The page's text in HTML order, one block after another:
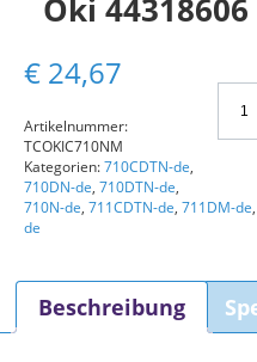
Oki
€ 24,67
Artikelnummer:
TCOKIC710NM
Kategorien:710CDTN-de,
710DN-de, 710DTN-de,
710N-de, 711CDTN-de, 711DM-de,
de
Beschreibung